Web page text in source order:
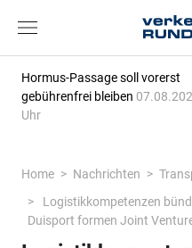
Hormus-Passage soll vorerst
gebührenfrei bleiben
Uhr
Home Nachrichten
Logistikkompetenzen
Duisport formen Joint